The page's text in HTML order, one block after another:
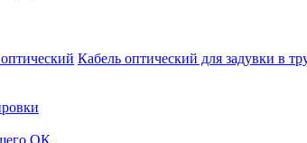
Кабель оптический для задувки в